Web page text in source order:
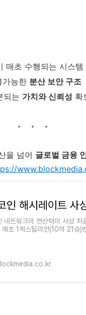
매초 수행되는 시스템
가능한 분산 보안 구조
되는 가치와 신뢰성 확
을 넘어 글로벌 금융
네트워크의 연산력이 사상 처
매초 1섹스틸리언(10의 21승)